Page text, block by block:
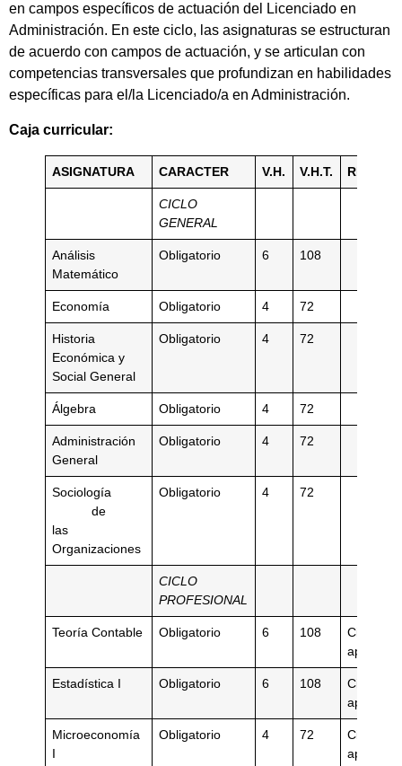
en campos específicos de actuación del Licenciado en
Administración. En este ciclo, las asignaturas se estructuran
de acuerdo con campos de actuación, y se articulan con
competencias transversales que profundizan en habilidades
específicas para el/la Licenciado/a en Administración.
Caja curricular:
ASIGNATURA CARACTER V.H. V.H.T.
CICLO
GENERAL
Análisis
Matemático
Obligatorio 6 108
Economía Obligatorio 4 72
Historia
Económica y
Social General
Obligatorio 4 72
Álgebra Obligatorio 4 72
Administración
General
Obligatorio 4 72
Sociología
de
las
Organizaciones
Obligatorio 4 72
CICLO
PROFESIONAL
Teoría Contable Obligatorio 6 108
Ciclo
aprobado
Estadística I Obligatorio 6 108
Ciclo
aprobado
Microeconomía
I
Obligatorio 4 72
Ciclo
aprobado